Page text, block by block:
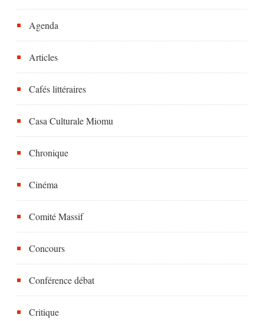
Agenda
Articles
Cafés littéraires
Casa Culturale Miomu
Chronique
Cinéma
Comité Massif
Concours
Conférence débat
Critique